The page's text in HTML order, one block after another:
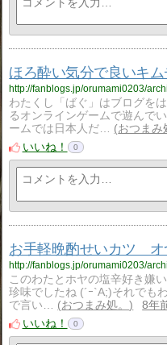
ほろ酔い気分で良いキ
http://fanblogs.jp/orumami0203/
わたくし「ばぐ」はブログを
るオンラインゲームで遊んで
ームでは日本人だ…
おつまみ
いいね！
0
お手軽晩酌せいカツ オ
http://fanblogs.jp/orumami0203/
このわたとホヤの塩辛好き嫌
珍味でしたね (´ｰ`A;)それでも
で言い…
おつまみ処。
8年
いいね！
0